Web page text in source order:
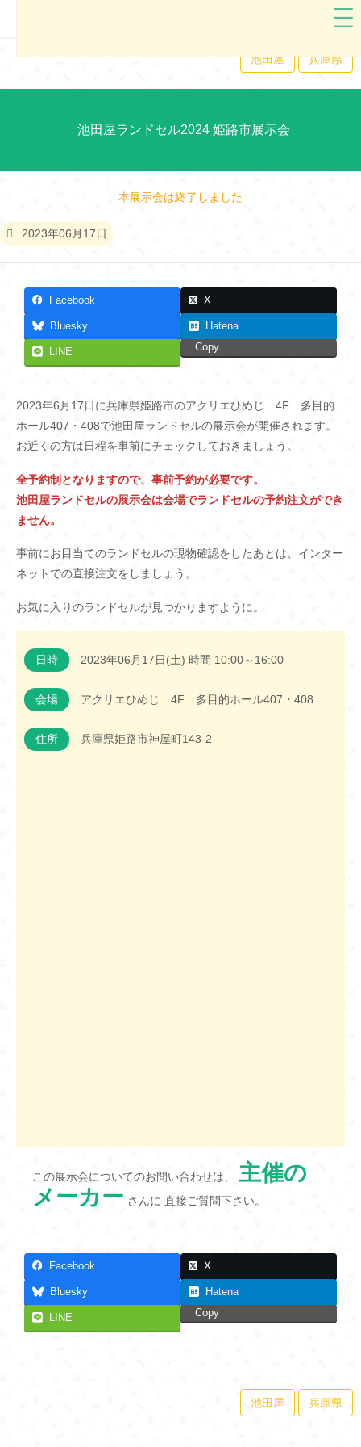
池田屋 兵庫県
池田屋ランドセル2024 姫路市展示会
本展示会は終了しました
2023年06月17日
Facebook X
Bluesky Hatena
LINE Copy
2023年6月17日に兵庫県姫路市のアクリエひめじ 4F 多目的
ホール407・408で池田屋ランドセルの展示会が開催されます。
お近くの方は日程を事前にチェックしておきましょう。
全予約制となりますので、事前予約が必要です。
池田屋ランドセルの展示会は会場でランドセルの予約注文ができ
ません。
事前にお目当てのランドセルの現物確認をしたあとは、インター
ネットでの直接注文をしましょう。
お気に入りのランドセルが見つかりますように。
日時 2023年06月17日(土) 時間 10:00～16:00
会場 アクリエひめじ 4F 多目的ホール407・408
住所 兵庫県姫路市神屋町143-2
この展示会についてのお問い合わせは、 主催の
メーカー さんに 直接ご質問下さい。
Facebook X
Bluesky Hatena
LINE Copy
池田屋 兵庫県